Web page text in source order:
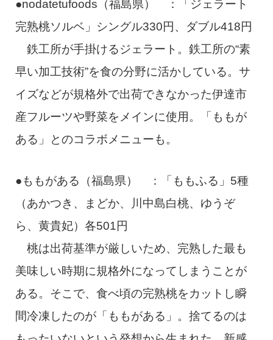
●nodatetufoods（福島県） ：「ジェラート
完熟桃ソルベ」シングル330円、ダブル418円
鉄工所が手掛けるジェラート。鉄工所の“素
早い加工技術”を食の分野に活かしている。サ
イズなどが規格外で出荷できなかった伊達市
産フルーツや野菜をメインに使用。「ももが
ある」とのコラボメニューも。
●ももがある（福島県） ：「ももふる」5種
（あかつき、まどか、川中島白桃、ゆうぞ
ら、黄貴妃）各501円
桃は出荷基準が厳しいため、完熟した最も
美味しい時期に規格外になってしまうことが
ある。そこで、食べ頃の完熟桃をカットし瞬
間冷凍したのが「ももがある」。捨てるのは